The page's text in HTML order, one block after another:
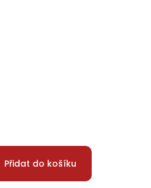
Přidat do košíku